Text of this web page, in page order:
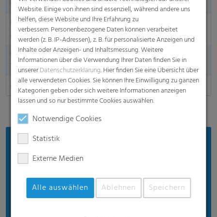
Nachhaltigkeit
Ja
Umweltfreundliches
Material
Ja
Lebensmittelgerechte
Verpackung
Ja
Made in Germany
Vorteile
Hält Lebensmittel frischer für optimale Frische.
Gefertigt aus hochwertigen Rohstoffen, bietet
höchste Kunststoffqualität für Ihre Gesundheit.
Website. Einige von ihnen sind essenziell, während andere uns
helfen, diese Website und Ihre Erfahrung zu
verbessern. Personenbezogene Daten können verarbeitet
werden (z. B. IP-Adressen), z. B. für personalisierte Anzeigen und
Inhalte oder Anzeigen- und Inhaltsmessung. Weitere
Informationen über die Verwendung Ihrer Daten finden Sie in
unsererDatenschutzerklärung. Hier finden Sie eine Übersicht über
alle verwendeten Cookies. Sie können Ihre Einwilligung zu ganzen
Kategorien geben oder sich weitere Informationen anzeigen
lassen und so nur bestimmte Cookies auswählen.
Notwendige Cookies
Statistik
Externe Medien
Alle auswählen Ablehnen Speichern